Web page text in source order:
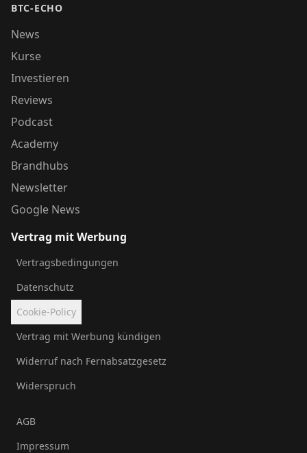
BTC-ECHO
News
Kurse
Investieren
Reviews
Podcast
Academy
Brandhubs
Newsletter
Google News
Vertrag mit Werbung
Vertragsbedingungen
Datenschutz
Cookie-Policy
Vertrag mit Werbung kündigen
Widerruf nach Fernabsatzgesetz
Widerspruch
AGB
Impressum